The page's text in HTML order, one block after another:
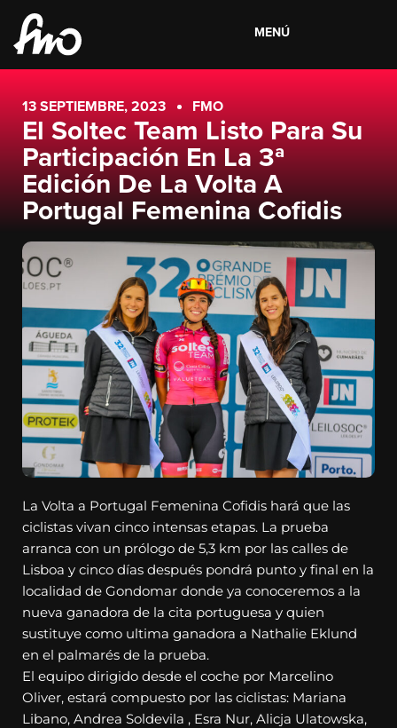
MENÚ
13 SEPTIEMBRE, 2023 FMO
El Soltec Team Listo Para Su
Participación En La 3ª
Edición De La Volta A
Portugal Femenina Cofidis
La Volta a Portugal Femenina Cofidis hará que las
ciclistas vivan cinco intensas etapas. La prueba
arranca con un prólogo de 5,3 km por las calles de
Lisboa y cinco días después pondrá punto y final en la
localidad de Gondomar donde ya conoceremos a la
nueva ganadora de la cita portuguesa y quien
sustituye como ultima ganadora a Nathalie Eklund
en el palmarés de la prueba.
El equipo dirigido desde el coche por Marcelino
Oliver, estará compuesto por las ciclistas: Mariana
Libano, Andrea Soldevila , Esra Nur, Alicja Ulatowska,